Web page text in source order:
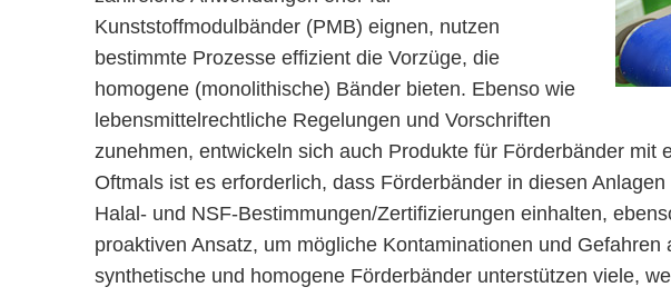
Kunststoffmodulbänder (PMB) eignen, nutzen
bestimmte Prozesse effizient die Vorzüge, die
homogene (monolithische) Bänder bieten. Ebenso wie
lebensmittelrechtliche Regelungen und Vorschriften
zunehmen, entwickeln sich auch Produkte für Förderbänder mit
Oftmals ist es erforderlich, dass Förderbänder in diesen
Halal- und NSF-Bestimmungen/Zertifizierungen einhalten,
proaktiven Ansatz, um mögliche Kontaminationen und
synthetische und homogene Förderbänder unterstützen viele,